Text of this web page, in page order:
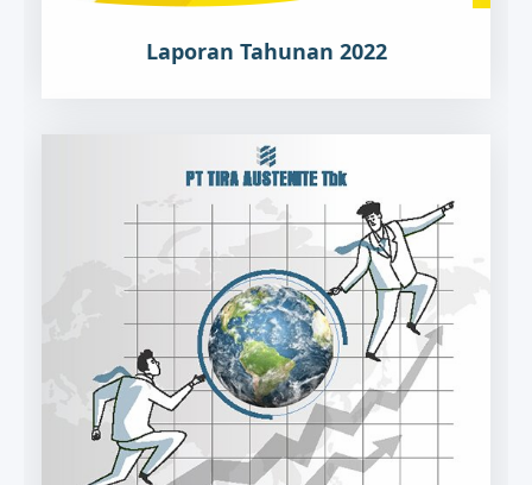
Laporan Tahunan 2022